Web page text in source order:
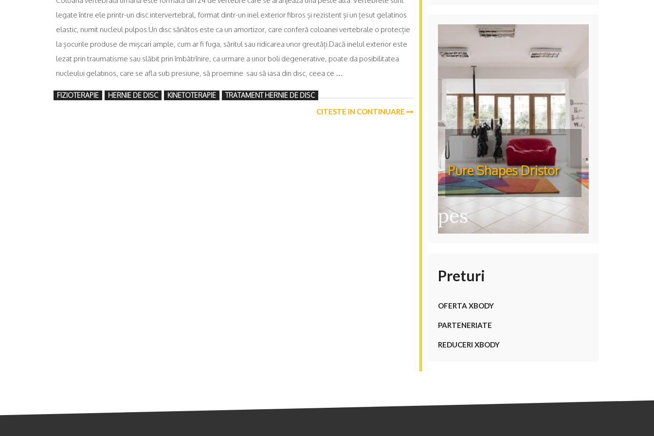
legate între ele printr-un disc intervertebral, format dintr-un inel exterior fibros și rezistent și un țesut gelatinos
elastic, numit nucleul pulpos.Un disc sănătos este ca un amortizor, care conferă coloanei vertebrale o protecție
la șocurile produse de mișcari ample, cum ar fi fuga, săritul sau ridicarea unor greutăți.Dacă inelul exterior este
lezat prin traumatisme sau slăbit prin îmbătrînire, ca urmare a unor boli degenerative, poate da posibilitatea
nucleului gelatinos, care se afla sub presiune, să proemine sau să iasa din disc, ceea ce …
FIZIOTERAPIE HERNIE DE DISC KINETOTERAPIE TRATAMENT HERNIE DE DISC
CITESTE IN CONTINUARE
Pure Shapes Dristor
Preturi
OFERTA XBODY
PARTENERIATE
REDUCERI XBODY